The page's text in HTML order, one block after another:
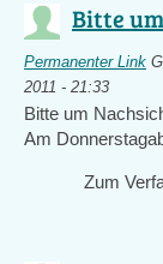
Bitte
Permanenter Link
2011 - 21:33
Bitte um
Am
Zum